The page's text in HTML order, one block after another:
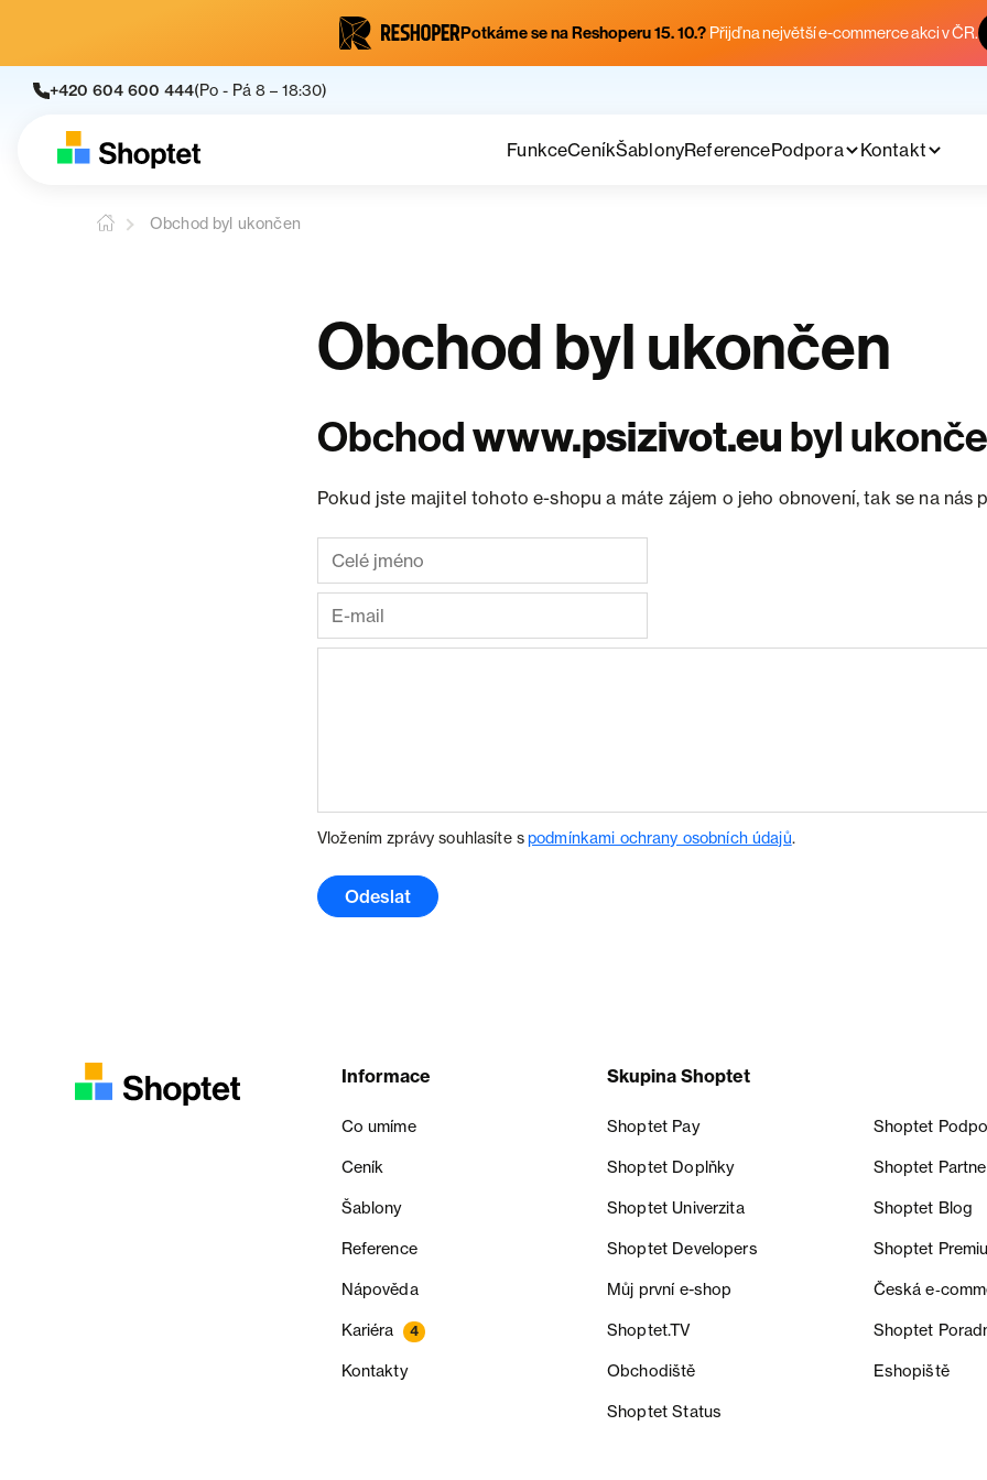
Potkáme se na Reshoperu 15. 10.? Přijď na největší e-commerce akci v ČR.
+420 604 600 444(Po - Pá 8 – 18:30)
FunkceCeníkŠablonyReferencePodpora Kontakt
Obchod byl ukončen
Obchod byl ukončen
Obchodwww.psizivot.eu byl
Pokud jste majitel tohoto e-shopu a máte zájem o jeho obnovení, tak se na nás
Vložením zprávy souhlasíte spodmínkami ochrany osobních údajů.
Odeslat
Informace
Co umíme
Ceník
Šablony
Reference
Nápověda
Kariéra 4
Kontakty
Skupina Shoptet
Shoptet Pay Shoptet
Shoptet Doplňky Shoptet
Shoptet Univerzita Shoptet Blog
Shoptet Developers Shoptet
Můj první e-shop Česká
Shoptet.TV Shoptet
Obchodiště Eshopiště
Shoptet Status